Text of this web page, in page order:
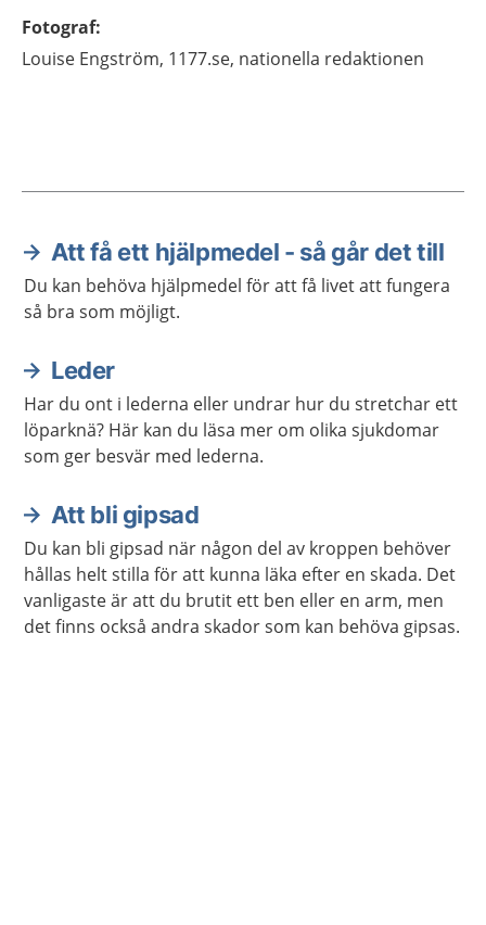
Fotograf:
Louise Engström, 1177.se, nationella redaktionen
Aktuella artiklar
Att få ett hjälpmedel - så går det till
Du kan behöva hjälpmedel för att få livet att fungera
så bra som möjligt.
Leder
Har du ont i lederna eller undrar hur du stretchar ett
löparknä? Här kan du läsa mer om olika sjukdomar
som ger besvär med lederna.
Att bli gipsad
Du kan bli gipsad när någon del av kroppen behöver
hållas helt stilla för att kunna läka efter en skada. Det
vanligaste är att du brutit ett ben eller en arm, men
det finns också andra skador som kan behöva gipsas.